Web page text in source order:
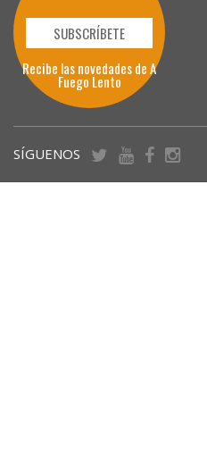
SUBSCRÍBETE
Recibe las novedades de A
Fuego Lento
SÍGUENOS